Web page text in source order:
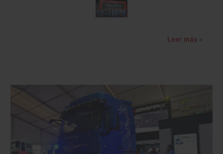
Leer más »